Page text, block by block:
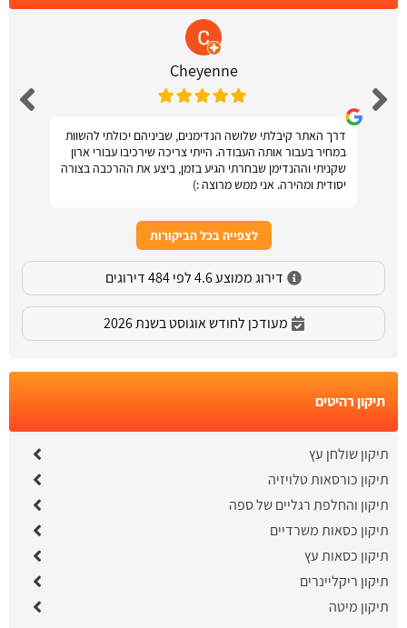
Cheyenne
דרך האתר קיבלתי שלושה הנדימנים, שביניהם יכולתי להשוות
במחיר בעבור אותה העבודה. הייתי צריכה שירכיבו עבורי ארון
שקניתי וההנדימן שבחרתי הגיע בזמן, ביצע את ההרכבה בצורה
יסודית ומהירה. אני ממש מרוצה :)
לצפייה בכל הביקורות
דירוג ממוצע 4.6 לפי 484 דירוגים
מעודכן לחודש אוגוסט בשנת 2026
תיקון רהיטים
תיקון שולחן עץ
תיקון כורסאות טלויזיה
תיקון והחלפת רגליים של ספה
תיקון כסאות משרדיים
תיקון כסאות עץ
תיקון ריקליינרים
תיקון מיטה